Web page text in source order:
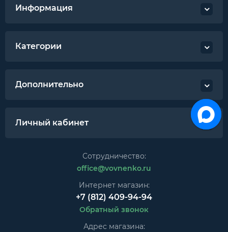
Информация
Категории
Дополнительно
Личный кабинет
Сотрудничество:
office@vovnenko.ru
Интернет магазин:
+7 (812) 409-94-94
Обратный звонок
Адрес магазина: